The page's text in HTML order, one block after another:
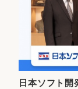
日本ソフト